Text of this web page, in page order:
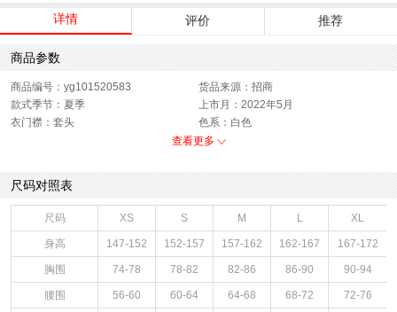
详情 评价 推荐
商品参数
商品编号：yg101520583
货品来源：招商
款式季节：夏季
上市月：2022年5月
衣门襟：套头
色系：白色
版型：标准
查看更多
尺码对照表
尺码 XS S M L XL
身高 147-152 152-157 157-162 162-167 167-172
胸围 74-78 78-82 82-86 86-90 90-94
腰围 56-60 60-64 64-68 68-72 72-76